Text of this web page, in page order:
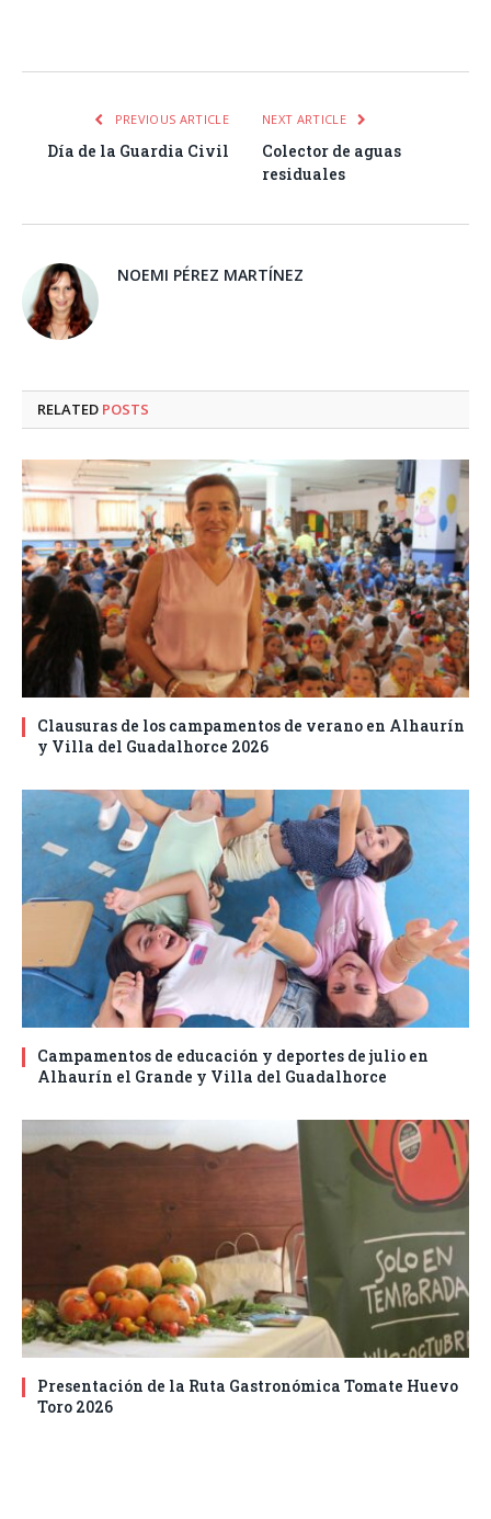
PREVIOUS ARTICLE
Día de la Guardia Civil
NEXT ARTICLE
Colector de aguas
residuales
NOEMI PÉREZ MARTÍNEZ
RELATED POSTS
Clausuras de los campamentos de verano en Alhaurín
y Villa del Guadalhorce 2026
Campamentos de educación y deportes de julio en
Alhaurín el Grande y Villa del Guadalhorce
Presentación de la Ruta Gastronómica Tomate Huevo
Toro 2026